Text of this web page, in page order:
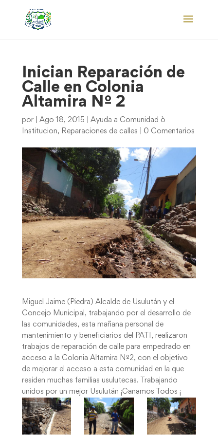
Inician Reparación de
Calle en Colonia
Altamira Nº 2
por Ago 18, 2015
Ayuda a Comunidad ò
Institucion, Reparaciones de calles 0 Comentarios
Miguel Jaime (Piedra) Alcalde de Usulután y el
Concejo Municipal, trabajando por el desarrollo de
las comunidades, esta mañana personal de
mantenimiento y beneficiarios del PATI, realizaron
trabajos de reparación de calle para empedrado en
acceso a la Colonia Altamira Nº2, con el objetivo
de mejorar el acceso a esta comunidad en la que
residen muchas familias usulutecas. Trabajando
unidos por un mejor Usulután ¡Ganamos Todos ¡